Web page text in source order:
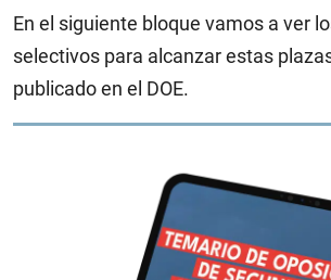
En el siguiente bloque vamos a ver
selectivos para alcanzar estas
publicado en el DOE.